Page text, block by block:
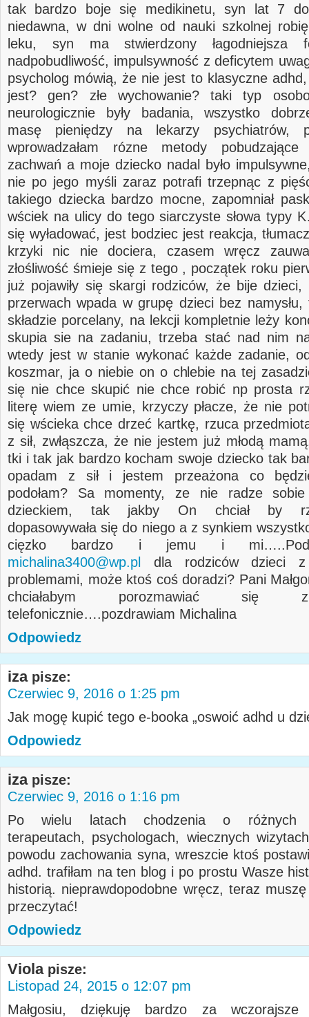
tak bardzo boje się medikinetu, syn lat 7
niedawna, w dni wolne od nauki szkolnej
leku, syn ma stwierdzony łagodniejsza
nadpobudliwość, impulsywność z deficytem
psycholog mówią, że nie jest to klasyczne
jest? gen? złe wychowanie? taki typ
neurologicznie były badania, wszystko
masę pieniędzy na lekarzy psychiatrów,
wprowadzałam rózne metody
zachwań a moje dziecko nadal było
nie po jego myśli zaraz potrafi trzepnąc z
takiego dziecka bardzo mocne, zapomniał
wściek na ulicy do tego siarczyste słowa typy
się wyładować, jest bodziec jest reakcja,
krzyki nic nie dociera, czasem wręcz
złośliwość śmieje się z tego , początek roku
już pojawiły się skargi rodziców, że bije dzieci,
przerwach wpada w grupę dzieci bez namysłu,
składzie porcelany, na lekcji kompletnie leży
skupia sie na zadaniu, trzeba stać nad nim
wtedy jest w stanie wykonać każde zadanie,
koszmar, ja o niebie on o chlebie na tej
się nie chce skupić nie chce robić np prosta
literę wiem ze umie, krzyczy płacze, że nie
się wścieka chce drzeć kartkę, rzuca
z sił, zwłąszcza, że nie jestem już młodą
tki i tak jak bardzo kocham swoje dziecko tak
opadam z sił i jestem przeażona co
podołam? Sa momenty, ze nie radze sobie
dzieckiem, tak jakby On chciał by
dopasowywała się do niego a z synkiem
cięzko bardzo i jemu i
michalina3400@wp.pl
dla rodziców dzieci z
problemami, może ktoś coś doradzi? Pani
chciałabym porozmawiać się
telefonicznie….pozdrawiam Michalina
Odpowiedz
iza pisze:
Czerwiec 9, 2016 o 1:25 pm
Jak mogę kupić tego e-booka „oswoić adhd u
Odpowiedz
iza pisze:
Czerwiec 9, 2016 o 1:16 pm
Po wielu latach chodzenia o różnych
terapeutach, psychologach, wiecznych
powodu zachowania syna, wreszcie ktoś
adhd. trafiłam na ten blog i po prostu Wasze
historią. nieprawdopodobne wręcz, teraz
przeczytać!
Odpowiedz
Viola pisze:
Listopad 24, 2015 o 12:07 pm
Małgosiu, dziękuję bardzo za wczorajsze